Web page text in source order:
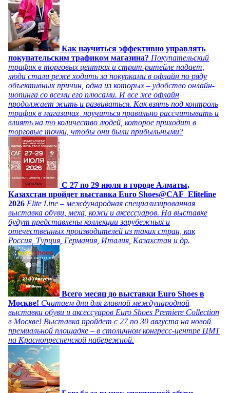
Как научиться эффективно управлять
покупательским трафиком магазина? Покупательский
трафик в торговых центрах и стрит-ритейле падает,
люди стали реже ходить за покупками в офлайн по ряду
объективных причин, одна из которых – удобство онлайн-
шопинга со всеми его плюсами. И все же офлайн
продолжает жить и развиваться. Как взять под контроль
трафик в магазинах, научиться правильно рассчитывать и
влиять на то количество людей, которое приходит в
торговые точки, чтобы они были прибыльными?
C 27 по 29 июля в городе Алматы,
Казахстан пройдет выставка Euro Shoes@CAF_Eliteline
2026 Elite Line – международная специализированная
выставка обуви, меха, кожи и аксессуаров. На выставке
будут представлены коллекции зарубежных и
отечественных производителей из таких стран, как
Россия, Турция, Германия, Италия, Казахстан и др.
Всего месяц до выставки Euro Shoes в
Москве! Считаем дни для главной международной
выставки обуви и аксессуаров Euro Shoes Premiere Collection
в Москве! Выставка пройдет с 27 по 30 августа на новой
премиальной площадке – в столичном конгресс-центре ЦМТ
на Краснопресненской набережной.